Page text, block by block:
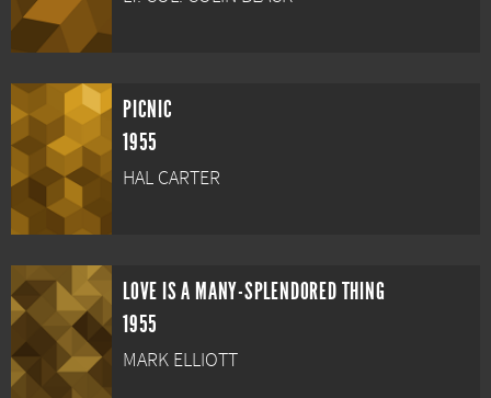
PICNIC
1955
HAL CARTER
LOVE IS A MANY-SPLENDORED THING
1955
MARK ELLIOTT